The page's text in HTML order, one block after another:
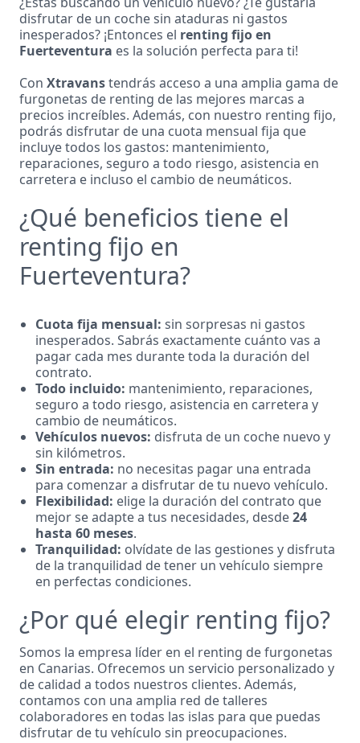
disfrutar de un coche sin ataduras ni gastos
inesperados? ¡Entonces el renting fijo en
Fuerteventura es la solución perfecta para ti!
Con Xtravanstendrás acceso a una amplia gama de
furgonetas de renting de las mejores marcas a
precios increíbles. Además, con nuestro renting fijo,
podrás disfrutar de una cuota mensual fija que
incluye todos los gastos: mantenimiento,
reparaciones, seguro a todo riesgo, asistencia en
carretera e incluso el cambio de neumáticos.
¿Qué beneficios tiene el
renting fijo en
Fuerteventura?
Cuota fija mensual: sin sorpresas ni gastos
inesperados. Sabrás exactamente cuánto vas a
pagar cada mes durante toda la duración del
contrato.
Todo incluido: mantenimiento, reparaciones,
seguro a todo riesgo, asistencia en carretera y
cambio de neumáticos.
Vehículos nuevos: disfruta de un coche nuevo y
sin kilómetros.
Sin entrada: no necesitas pagar una entrada
para comenzar a disfrutar de tu nuevo vehículo.
Flexibilidad: elige la duración del contrato que
mejor se adapte a tus necesidades, desde24
hasta 60 meses.
Tranquilidad: olvídate de las gestiones y disfruta
de la tranquilidad de tener un vehículo siempre
en perfectas condiciones.
¿Por qué elegir renting fijo?
Somos la empresa líder en el renting de furgonetas
en Canarias. Ofrecemos un servicio personalizado y
de calidad a todos nuestros clientes. Además,
contamos con una amplia red de talleres
colaboradores en todas las islas para que puedas
disfrutar de tu vehículo sin preocupaciones.